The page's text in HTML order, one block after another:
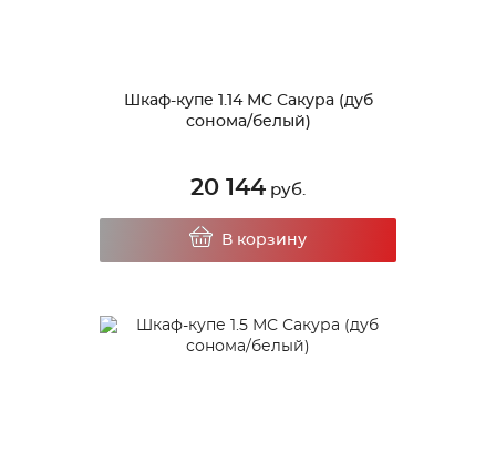
Шкаф-купе 1.14 МС Сакура (дуб
сонома/белый)
20 144 руб.
В корзину